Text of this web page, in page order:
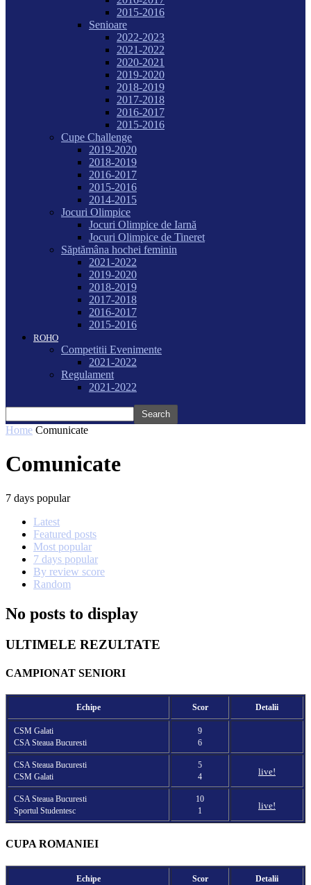
2015-2016
Senioare
2022-2023
2021-2022
2020-2021
2019-2020
2018-2019
2017-2018
2016-2017
2015-2016
Cupe Challenge
2019-2020
2018-2019
2016-2017
2015-2016
2014-2015
Jocuri Olimpice
Jocuri Olimpice de Iarnă
Jocuri Olimpice de Tineret
Săptămâna hochei feminin
2021-2022
2019-2020
2018-2019
2017-2018
2016-2017
2015-2016
ROHO
Competitii Evenimente
2021-2022
Regulament
2021-2022
Home Comunicate
Comunicate
7 days popular
Latest
Featured posts
Most popular
7 days popular
By review score
Random
No posts to display
ULTIMELE REZULTATE
CAMPIONAT SENIORI
Echipe Scor Detalii
CSM Galati
CSA Steaua Bucuresti
9
6
CSA Steaua Bucuresti
CSM Galati
5
4
live!
CSA Steaua Bucuresti
Sportul Studentesc
10
1
live!
CUPA ROMANIEI
Echipe Scor Detalii